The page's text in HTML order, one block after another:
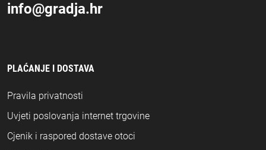
info@gradja.hr
PLAĆANJE I DOSTAVA
Pravila privatnosti
Uvjeti poslovanja internet trgovine
Cjenik i raspored dostave otoci